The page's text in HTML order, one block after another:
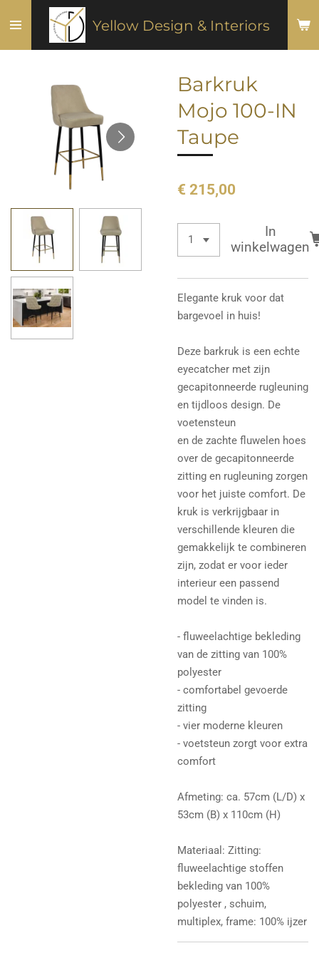
direct
naar
hoofdinhoud
Yellow Design & Interiors
Barkruk
Mojo 100-IN
Taupe
€ 215,00
In
winkelwagen
Elegante kruk voor dat
bargevoel in huis!
Deze barkruk is een echte
eyecatcher met zijn
gecapitonneerde rugleuning
en tijdloos design. De
voetensteun
en de zachte fluwelen hoes
over de gecapitonneerde
zitting en rugleuning zorgen
voor het juiste comfort. De
kruk is verkrijgbaar in
verschillende kleuren die
gemakkelijk te combineren
zijn, zodat er voor ieder
interieur een passend
model te vinden is.
- fluweelachtige bekleding
van de zitting van 100%
polyester
- comfortabel gevoerde
zitting
- vier moderne kleuren
- voetsteun zorgt voor extra
comfort
Afmeting: ca. 57cm (L/D) x
53cm (B) x 110cm (H)
Materiaal: Zitting:
fluweelachtige stoffen
bekleding van 100%
polyester , schuim,
multiplex, frame: 100% ijzer